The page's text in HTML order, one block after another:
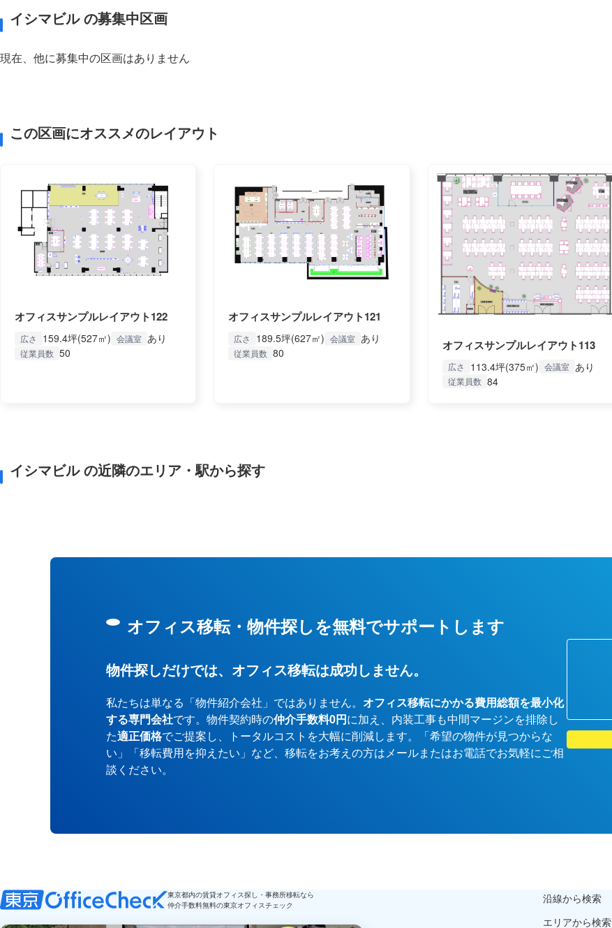
イシマビル の募集中区画
現在、他に募集中の区画はありません
この区画にオススメのレイアウト
オフィスサンプルレイアウト122
広さ 159.4坪(527㎡) 会議室 あり
従業員数 50
オフィスサンプルレイアウト121
広さ 189.5坪(627㎡) 会議室 あり
従業員数 80
オフィスサンプルレイアウト113
広さ 113.4坪(375㎡) 会議室 あり
従業員数 84
イシマビル の近隣のエリア・駅から探す
オフィス移転・物件探しを無料でサポートします
物件探しだけでは、オフィス移転は成功しません。
私たちは単なる「物件紹介会社」ではありません。 オフィス移転にかかる費用総額を最小化
する専門会社です。物件契約時の仲介手数料0円に加え、内装工事も中間マージンを排除し
た適正価格でご提案し、トータルコストを大幅に削減します。「希望の物件が見つからな
い」「移転費用を抑えたい」など、移転をお考えの方はメールまたはお電話でお気軽にご相
談ください。
東京都内の賃貸オフィス探し・事務所移転なら
仲介手数料無料の東京オフィスチェック
沿線から検索
エリアから検索